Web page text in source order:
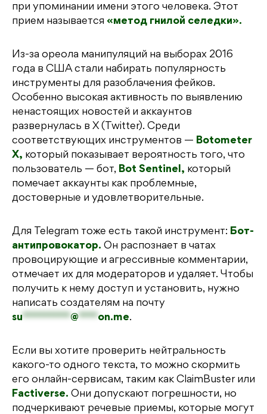
при упоминании имени этого человека. Этот
прием называется «‎метод гнилой селедки».
Из-за ореола манипуляций на выборах 2016
года в США стали набирать популярность
инструменты для разоблачения фейков.
Особенно высокая активность по выявлению
ненастоящих новостей и аккаунтов
развернулась в X (Twitter). Среди
соответствующих инструментов — Botometer
X, который показывает вероятность того, что
пользователь — бот, Bot Sentinel, который
помечает аккаунты как проблемные,
достоверные и удовлетворительные.
Для Telegram тоже есть такой инструмент: Бот-
антипровокатор. Он распознает в чатах
провоцирующие и агрессивные комментарии,
отмечает их для модераторов и удаляет. Чтобы
получить к нему доступ и установить, нужно
написать создателям на почту
su**********@****on.me.
Если вы хотите проверить нейтральность
какого-то одного текста, то можно скормить
его онлайн-сервисам, таким как ClaimBuster или
Factiverse. Они допускают погрешности, но
подчеркивают речевые приемы, которые могут